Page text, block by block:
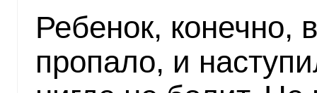
Ребенок, конечно,
пропало, и